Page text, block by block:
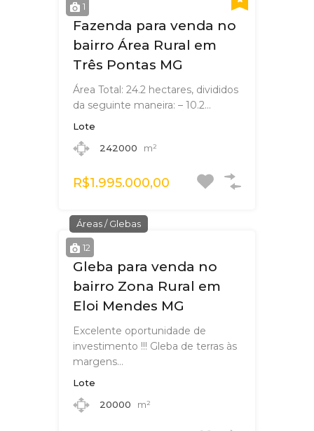
1
Fazenda para venda no
bairro Área Rural em
Três Pontas MG
Área Total: 24.2 hectares, divididos
da seguinte maneira: – 10.2…
Lote
242000
m²
R$1.995.000,00
12
Áreas / Glebas
Gleba para venda no
bairro Zona Rural em
Eloi Mendes MG
Excelente oportunidade de
investimento !!! Gleba de terras às
margens…
Lote
20000
m²